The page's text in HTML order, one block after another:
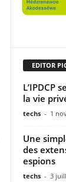
EDITOR
L’IPDCP
la vie
techs - 1
Une
des
espions
techs - 3